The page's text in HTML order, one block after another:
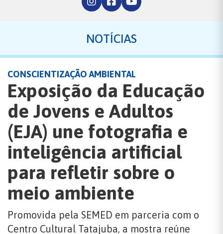
NOTÍCIAS
CONSCIENTIZAÇÃO AMBIENTAL
Exposição da Educação
de Jovens e Adultos
(EJA) une fotografia e
inteligência artificial
para refletir sobre o
meio ambiente
Promovida pela SEMED em parceria com o
Centro Cultural Tatajuba, a mostra reúne